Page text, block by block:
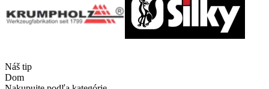
Náš tip
Dom